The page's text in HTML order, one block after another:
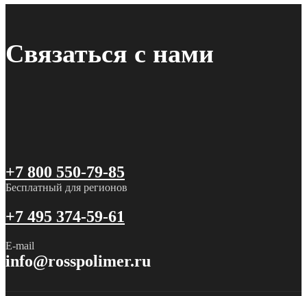
Связаться с нами
+7 800 550-79-85
Бесплатный для регионов
+7 495 374-59-61
E-mail
info@rosspolimer.ru